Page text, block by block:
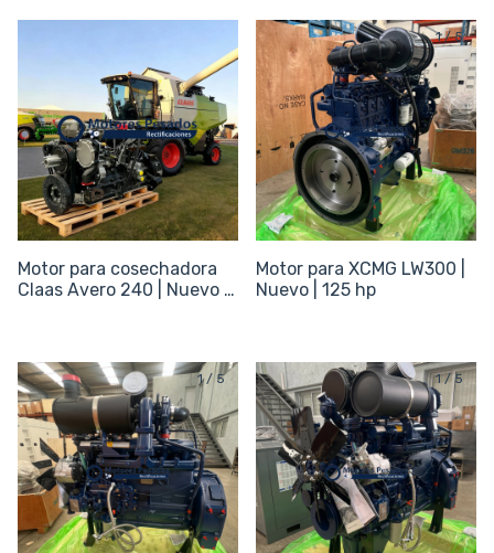
Motor para cosechadora
Claas Avero 240 | Nuevo |
1/5
Motor para XCMG LW300 |
Nuevo | 125 hp
1/5 1/5